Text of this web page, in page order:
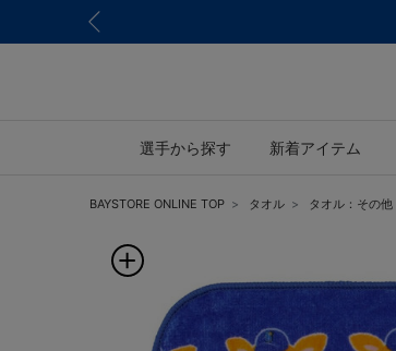
選手から探す 新着アイテム
BAYSTORE ONLINE TOP タオル タオル：その他